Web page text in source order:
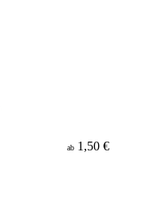
ab 1,50 €